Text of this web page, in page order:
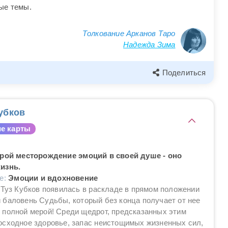
темы.
Толкование Арканов Таро
Надежда Зима
Поделиться
карты
месторождение эмоций в своей душе - оно
Эмоции и вдохновение
Кубков появилась в раскладе в прямом положении
Судьбы, который без конца получает от нее
мерой! Среди щедрот, предсказанных этим
здоровье, запас неистощимых жизненных сил,